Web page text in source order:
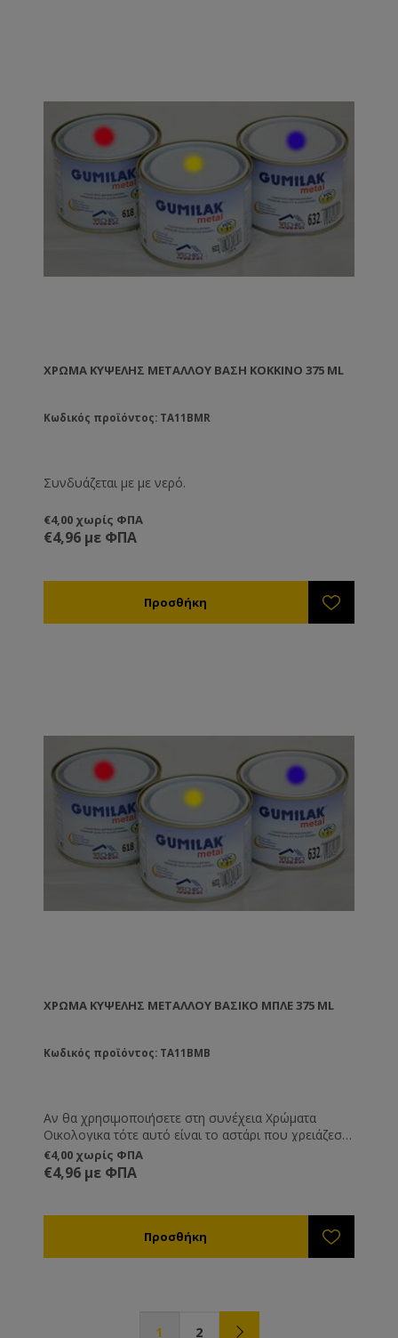
ΧΡΏΜΑ ΚΥΨΈΛΗΣ ΜΕΤΆΛΛΟΥ ΒΑΣΗ ΚΌΚΚΙΝΟ 375 ML
Κωδικός προϊόντος: TA11BMR
Συνδυάζεται με με νερό.
€4,00 χωρίς ΦΠΑ
€4,96 με ΦΠΑ
ΧΡΏΜΑ ΚΥΨΈΛΗΣ ΜΕΤΆΛΛΟΥ ΒΑΣΙΚΌ ΜΠΛΕ 375 ML
Κωδικός προϊόντος: TA11BMB
Αν θα χρησιμοποιήσετε στη συνέχεια Χρώματα
Οικολογικα τότε αυτό είναι το αστάρι που χρειάζεστε
.€4,00 χωρίς ΦΠΑ
€4,96 με ΦΠΑ
1 2